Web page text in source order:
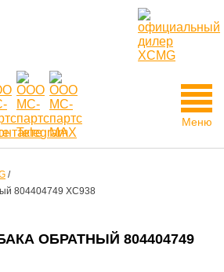
Меню
/
804404749 XC938
ОБРАТНЫЙ 804404749